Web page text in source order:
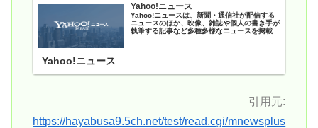
Yahoo!ニュース
Yahoo!ニュースは、新聞・通信社が配信する
ニュースのほか、映像、雑誌や個人の書き手が
執筆する記事など多種多様なニュースを掲載し
Yahoo!ニュース
引用元:
https://hayabusa9.5ch.net/test/read.cgi/mnewsplus